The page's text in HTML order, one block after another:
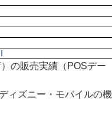
の販売実績（POSデー
ィズニー・モバイルの機